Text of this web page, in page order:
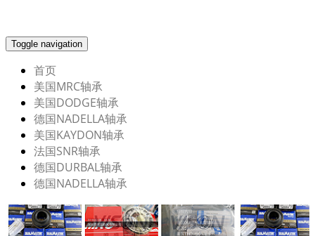
Toggle navigation
首页
美国MRC轴承
美国DODGE轴承
德国NADELLA轴承
美国KAYDON轴承
法国SNR轴承
德国DURBAL轴承
德国NADELLA轴承